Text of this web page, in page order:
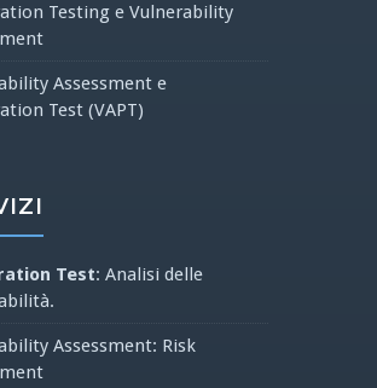
Testing e Vulnerability
Assessment e
Test (VAPT)
Test: Analisi delle
Assessment: Risk